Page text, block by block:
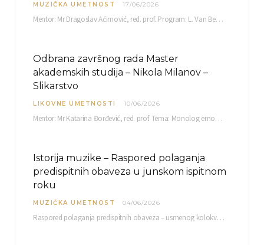
MUZIČKA UMETNOST 17/06/2026
Mentor: Mr Dragoslav Aćimović, red. prof. Program: L. Van Betoven: Sonata op. 31 br. 2 u…
Odbrana završnog rada Master
akademskih studija – Nikola Milanov –
Slikarstvo
LIKOVNE UMETNOSTI 10/06/2026
Mentor: Mr Katarina Đorđević, red. prof. Tema: Monolog emocija Sreda, 17. 06. 2026. u 15:30 sati Sala br. 12 Fakulteta umetnosti u Nišu, Kneginje…
Istorija muzike – Raspored polaganja
predispitnih obaveza u junskom ispitnom
roku
MUZIČKA UMETNOST 04/06/2026
Raspored polaganja predispitnih obaveza – usmenog kolokvijuma i testa iz slušanja muzike – objavljen je…